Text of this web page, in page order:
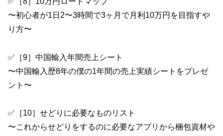
〜初心者が1日2〜3時間で3ヶ月で月利10万円を目指すや
り方〜
✅［9］中国輸入年間売上シート
〜中国輸入歴8年の僕の1年間の売上実績シートをプレゼ
ント〜
✅［10］せどりに必要なものリスト
〜これからせどりをするのに必要なアプリから梱包資材や